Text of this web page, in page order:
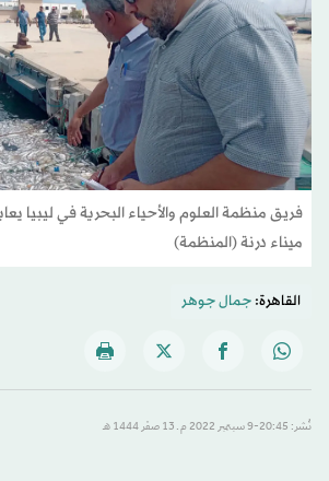
فريق منظمة العلوم والأحياء البحرية في ليبيا
ميناء درنة (المنظمة)
القاهرة:جمال جوهر
نُشر: 20:45-9 سبتمبر 2022 م ـ 13 صفَر 1444 هـ